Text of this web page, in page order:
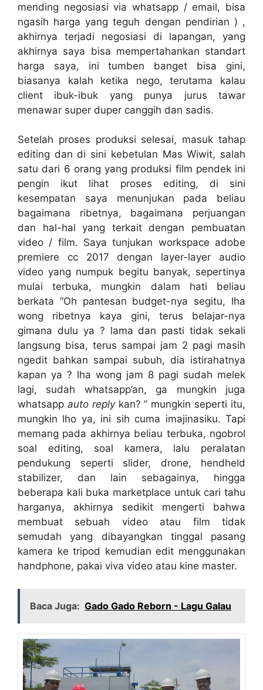
mending negosiasi via whatsapp / email, bisa
ngasih harga yang teguh dengan pendirian ) ,
akhirnya terjadi negosiasi di lapangan, yang
akhirnya saya bisa mempertahankan standart
harga saya, ini tumben banget bisa gini,
biasanya kalah ketika nego, terutama kalau
client ibuk-ibuk yang punya jurus tawar
menawar super duper canggih dan sadis.
Setelah proses produksi selesai, masuk tahap
editing dan di sini kebetulan Mas Wiwit, salah
satu dari 6 orang yang produksi film pendek ini
pengin ikut lihat proses editing, di sini
kesempatan saya menunjukan pada beliau
bagaimana ribetnya, bagaimana perjuangan
dan hal-hal yang terkait dengan pembuatan
video / film. Saya tunjukan workspace adobe
premiere cc 2017 dengan layer-layer audio
video yang numpuk begitu banyak, sepertinya
mulai terbuka, mungkin dalam hati beliau
berkata “Oh pantesan budget-nya segitu, lha
wong ribetnya kaya gini, terus belajar-nya
gimana dulu ya ? lama dan pasti tidak sekali
langsung bisa, terus sampai jam 2 pagi masih
ngedit bahkan sampai subuh, dia istirahatnya
kapan ya ? lha wong jam 8 pagi sudah melek
lagi, sudah whatsapp’an, ga mungkin juga
whatsapp auto replykan? ” mungkin seperti itu,
mungkin lho ya, ini sih cuma imajinasiku. Tapi
memang pada akhirnya beliau terbuka, ngobrol
soal editing, soal kamera, lalu peralatan
pendukung seperti slider, drone, hendheld
stabilizer, dan lain sebagainya, hingga
beberapa kali buka marketplace untuk cari tahu
harganya, akhirnya sedikit mengerti bahwa
membuat sebuah video atau film tidak
semudah yang dibayangkan tinggal pasang
kamera ke tripod kemudian edit menggunakan
handphone, pakai viva video atau kine master.
Baca Juga: Gado Gado Reborn - Lagu Galau